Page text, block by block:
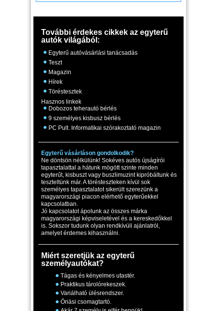
További érdekes cikkek az egyterű
autók világából:
Egyterű autóvásárlási tanácsadás
Teszt
Magazin
Hírek
Töréstesztek
Hasznos linkek
Dobozos teherautó bérlés
9 személyes kisbusz bérlés
PC Pult. Informatikai szórakoztató magazin
Egyterű vásárláson gondolkodik?
Ne döntsön nélkülünk! Sokéves autós újságírói
tapasztalattal a hátunk mögött szinte minden
egyterűt, kisbuszt vagy buszlimuzint kipróbáltunk és
teszteltünk már. A törésteszteken kívül sok
személyes tapasztalatot sikerült szerezünk a
magyarországi piacon elérhető egyterűekkel
kapcsolatban.
Jó kapcsolatot ápolunk az összes márka
magyarországi képviseletével és a kereskedőkkel
is. Sokszor tudunk olyan rendkívüli ajánlatról,
amelyet érdemes kihasználni.
Miért szeretjük az egyterű
személyautókat?
Tágas és kényelmes utastér.
Praktikus tárolórekeszek.
Variálható ülésrendszer.
Óriási csomagtartó.